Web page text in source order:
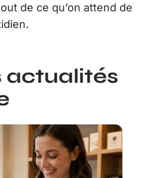
de ce qu’on attend de
actualités